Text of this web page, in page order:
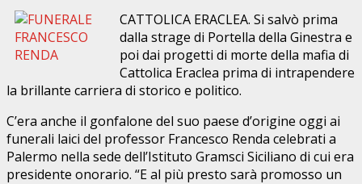
WhatsApp
CATTOLICA ERACLEA. Si salvò prima
dalla strage di Portella della Ginestra e
poi dai progetti di morte della mafia di
Cattolica Eraclea prima di intrapendere
la brillante carriera di storico e politico.
C’era anche il gonfalone del suo paese d’origine oggi ai
funerali laici del professor Francesco Renda celebrati a
Palermo nella sede dell’Istituto Gramsci Siciliano di cui era
presidente onorario. “E al più presto sarà promosso un